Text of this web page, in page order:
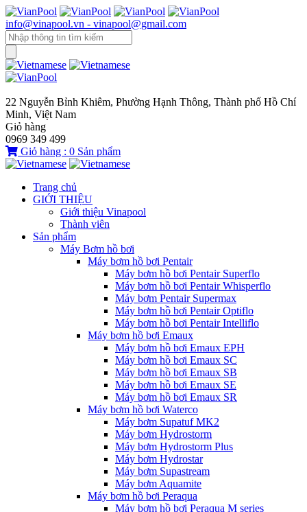
info@vinapool.vn - vinapool@gmail.com
22 Nguyễn Bỉnh Khiêm, Phường Hạnh Thông, Thành phố Hồ Chí
Minh, Việt Nam
Giỏ hàng
0969 349 499
Giỏ hàng : 0 Sản phẩm
Trang chủ
GIỚI THIỆU
Giới thiệu Vinapool
Thành viên
Sản phẩm
Máy Bơm hồ bơi
Máy bơm hồ bơi Pentair
Máy bơm hồ bơi Pentair Superflo
Máy bơm hồ bơi Pentair Whisperflo
Máy bơm Pentair Supermax
Máy bơm hồ bơi Pentair Optiflo
Máy bơm hồ bơi Pentair Intelliflo
Máy bơm hồ bơi Emaux
Máy bơm hồ bơi Emaux EPH
Máy bơm hồ bơi Emaux SC
Máy bơm hồ bơi Emaux SB
Máy bơm hồ bơi Emaux SE
Máy bơm hồ bơi Emaux SR
Máy bơm hồ bơi Waterco
Máy bơm Supatuf MK2
Máy bơm Hydrostorm
Máy bơm Hydrostorm Plus
Máy bơm Hydrostar
Máy bơm Supastream
Máy bơm Aquamite
Máy bơm hồ bơi Peraqua
Máy bơm hồ bơi Peraqua M series